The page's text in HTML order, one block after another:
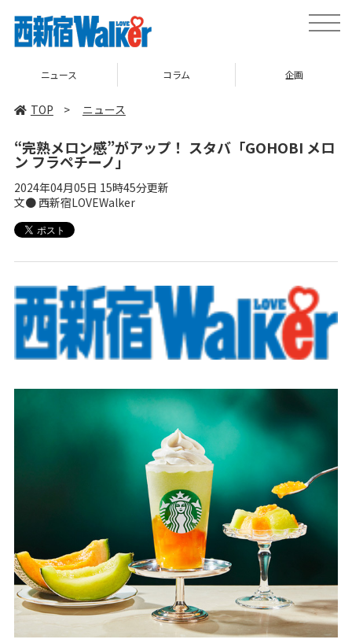
toggle
コラム 企画 TOP
TOP > ニュース
“完熟メロン感”がアップ！ スタバ「GOHOBI メロ
ン フラペチーノ」
2024年04月05日 15時45分更新
文● 西新宿LOVEWalker